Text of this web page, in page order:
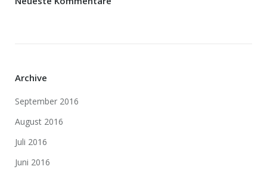
Archive
September 2016
August 2016
Juli 2016
Juni 2016